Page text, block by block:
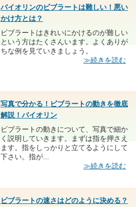
バイオリンのビブラートは難しい！悪い
かけ方とは？
ビブラートはきれいにかけるのが難しい
という方はたくさんいます。よくありが
ちな例を見ていきましょう。
≫続きを読む
写真で分かる！ビブラートの動きを徹底
解説！バイオリン
ビブラートの動きについて、写真で細か
く説明していきます。まずは指を押さえ
ます。指をしっかりと立てるようにして
下さい。指が...
≫続きを読む
ビブラートの速さはどのように決める？